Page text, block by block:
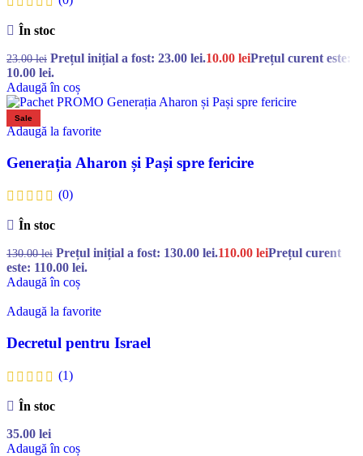
În stoc
23.00lei Prețul inițial a fost: 23.00 lei.10.00 leiPrețul curent este:
10.00 lei.
Adaugă în coș
Sale
Adaugă la favorite
Generația Aharon și Pași spre fericire
(0)
În stoc
130.00lei Prețul inițial a fost: 130.00 lei.110.00 leiPrețul curent
este: 110.00 lei.
Adaugă în coș
Adaugă la favorite
Decretul pentru Israel
(1)
În stoc
35.00 lei
Adaugă în coș